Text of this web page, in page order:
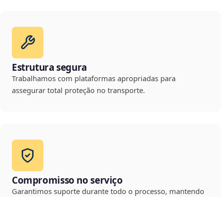
Estrutura segura
Trabalhamos com plataformas apropriadas para
assegurar total proteção no transporte.
Compromisso no serviço
Garantimos suporte durante todo o processo, mantendo